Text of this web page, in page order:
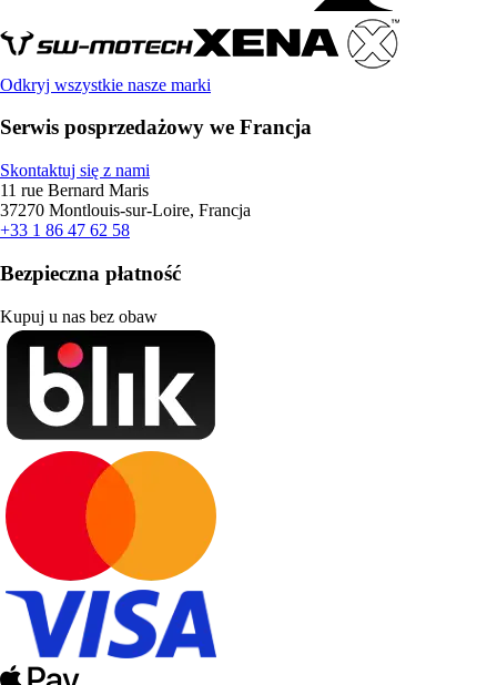
Odkryj wszystkie nasze marki
Serwis posprzedażowy we Francja
Skontaktuj się z nami
11 rue Bernard Maris
37270 Montlouis-sur-Loire, Francja
+33 1 86 47 62 58
Bezpieczna płatność
Kupuj u nas bez obaw